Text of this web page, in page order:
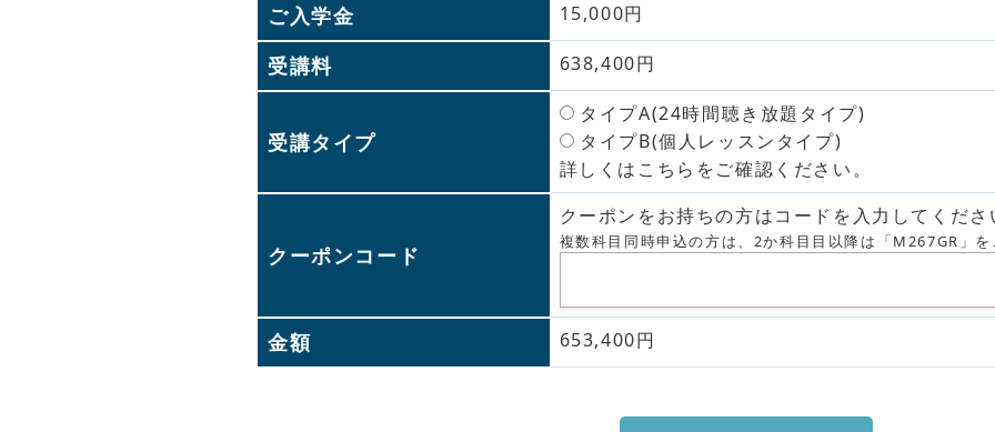
ご入学金 15,000円
受講料 638,400円
受講タイプ
タイプA(24時間聴き放題タイプ)
タイプB(個人レッスンタイプ)
詳しくはこちらをご確認ください。
クーポンコード
クーポンをお持ちの方はコードを入力してくださ
複数科目同時申込の方は、2か科目目以降は「M267GR」を
金額 653,400円